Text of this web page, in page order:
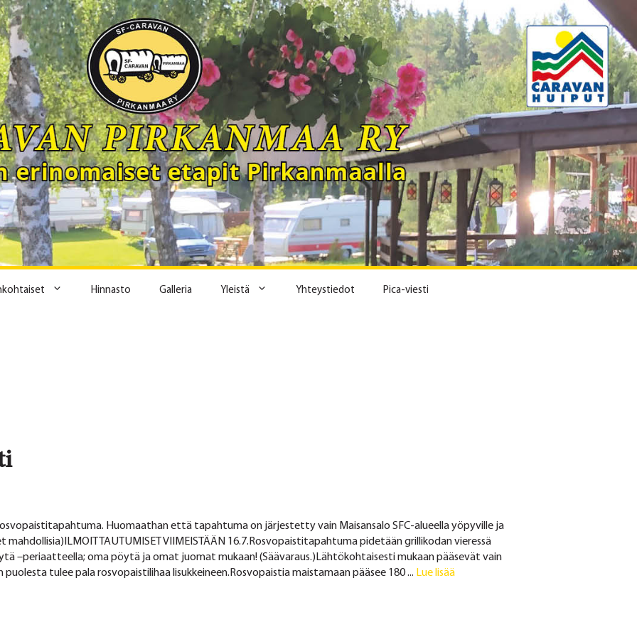
Hinnasto Galleria Yleistä Yhteystiedot Pica-viesti
Huomaathan että tapahtuma on järjestetty vain Maisansalo SFC-alueella yöpyville ja
VIIMEISTÄÄN 16.7.Rosvopaistitapahtuma pidetään grillikodan vieressä
–periaatteella; oma pöytä ja omat juomat mukaan! (Säävaraus.)Lähtökohtaisesti mukaan pääsevät vain
tulee pala rosvopaistilihaa lisukkeineen.Rosvopaistia maistamaan pääsee 180 ... Lue lisää